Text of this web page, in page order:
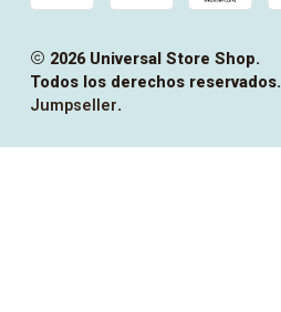
2026 Universal Store Shop.
Todos los derechos reservados.
Jumpseller.